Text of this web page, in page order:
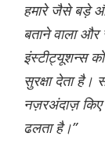
हमारे जैसे बड़े
बताने वाला और
इंस्टीट्यूशन्स
सुरक्षा देता है।
नज़रअंदाज़ किए
ढलता है।”